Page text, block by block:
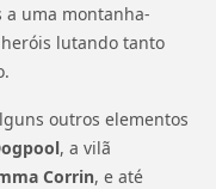
a uma montanha-
lutando tanto
outros elementos
, a vilã
Corrin, e até